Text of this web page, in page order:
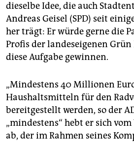
dieselbe Idee, die auch
Andreas Geisel (SPD) seit
her trägt: Er würde gerne die
Profis der landeseigenen
diese Aufgabe gewinnen.
„Mindestens 40 Millionen
Haushaltsmitteln für den
bereitgestellt werden, so der
„mindestens“ hebt er sich
ab, der im Rahmen seines